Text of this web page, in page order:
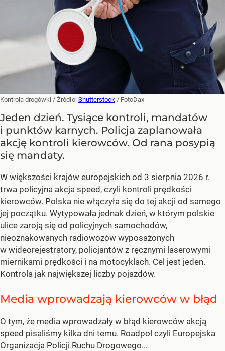
Kontrola drogówki / Źródło: Shutterstock / FotoDax
Jeden dzień. Tysiące kontroli, mandatów
i punktów karnych. Policja zaplanowała
akcję kontroli kierowców. Od rana posypią
się mandaty.
W większości krajów europejskich od 3 sierpnia 2026 r.
trwa policyjna akcja speed, czyli kontroli prędkości
kierowców. Polska nie włączyła się do tej akcji od samego
jej początku. Wytypowała jednak dzień, w którym polskie
ulice zaroją się od policyjnych samochodów,
nieoznakowanych radiowozów wyposażonych
w wideorejestratory, policjantów z ręcznymi laserowymi
miernikami prędkości i na motocyklach. Cel jest jeden.
Kontrola jak największej liczby pojazdów.
Media wprowadzają kierowców w błąd
O tym, że media wprowadzały w błąd kierowców akcją
speed pisaliśmy kilka dni temu. Roadpol czyli Europejska
Organizacja Policji Ruchu Drogowego...